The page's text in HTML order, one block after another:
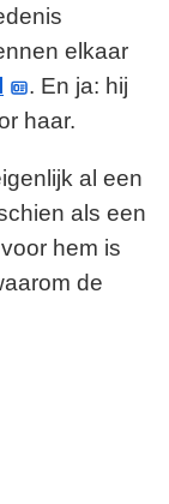
elkaar
. En ja: hij
haar.
al een
als een
hem is
de